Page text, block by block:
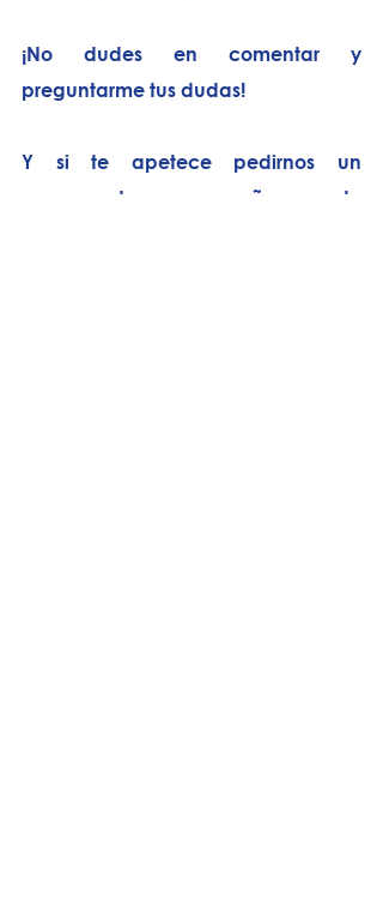
¡No dudes en comentar y
preguntarme tus dudas!
Y si te apetece pedirnos un
presupuesto o enseñarnos tu